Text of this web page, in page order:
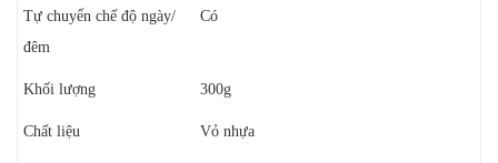
Tự chuyển chế độ ngày/
đêm
Có
Khối lượng 300g
Chất liệu Vỏ nhựa